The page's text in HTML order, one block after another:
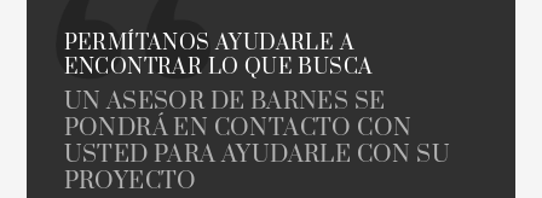
PERMÍTANOS AYUDARLE A
ENCONTRAR LO QUE BUSCA
UN ASESOR DE BARNES SE
PONDRÁ EN CONTACTO CON
USTED PARA AYUDARLE CON SU
PROYECTO